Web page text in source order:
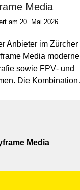
Media
am 20. Mai 2026
Anbieter im Zürcher
Media moderne
sowie FPV‑ und
Die Kombination
Media